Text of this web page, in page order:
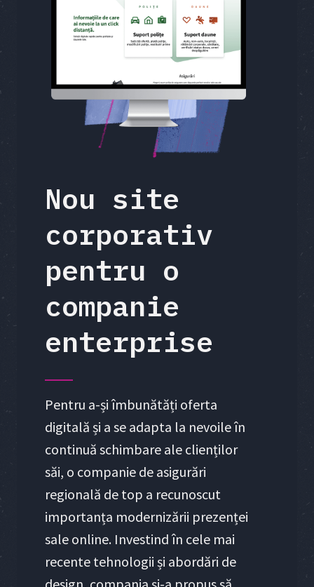
Nou site
corporativ
pentru o
companie
enterprise
Pentru a-și îmbunătăți oferta
digitală și a se adapta la nevoile în
continuă schimbare ale clienților
săi, o companie de asigurări
regională de top a recunoscut
importanța modernizării prezenței
sale online. Investind în cele mai
recente tehnologii și abordări de